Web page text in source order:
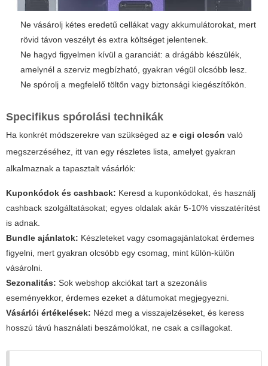
Ne vásárolj kétes eredetű cellákat vagy akkumulátorokat, mert
rövid távon veszélyt és extra költséget jelentenek.
Ne hagyd figyelmen kívül a garanciát: a drágább készülék,
amelynél a szerviz megbízható, gyakran végül olcsóbb lesz.
Ne spórolj a megfelelő töltőn vagy biztonsági kiegészítőkön.
Specifikus spórolási technikák
Ha konkrét módszerekre van szükséged az e cigi olcsón való
megszerzéséhez, itt van egy részletes lista, amelyet gyakran
alkalmaznak a tapasztalt vásárlók:
Kuponkódok és cashback: Keresd a kuponkódokat, és használj
cashback szolgáltatásokat; egyes oldalak akár 5-10% visszatérítést
is adnak.
Bundle ajánlatok: Készleteket vagy csomagajánlatokat érdemes
figyelni, mert gyakran olcsóbb egy csomag, mint külön-külön
vásárolni.
Sezonalitás: Sok webshop akciókat tart a szezonális
eseményekkor, érdemes ezeket a dátumokat megjegyezni.
Vásárlói értékelések: Nézd meg a visszajelzéseket, és keress
hosszú távú használati beszámolókat, ne csak a csillagokat.